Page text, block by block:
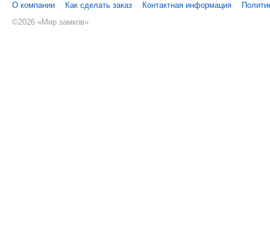
О компании Как сделать заказ Контактная информация
©2026 «Мир замков»